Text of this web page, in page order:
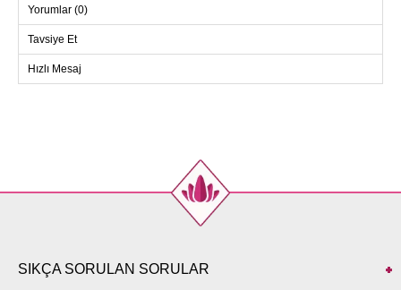
44
108
141
122
Yorumlar (0)
Tavsiye Et
Hızlı Mesaj
SIKÇA SORULAN SORULAR